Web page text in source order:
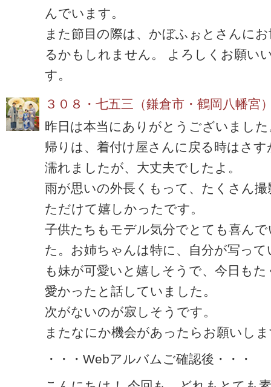
んでいます。
また節目の際は、かぼふぉとさんに
るかもしれません。 よろしくお願い
す。
３０８・七五三（鎌倉市・鶴岡八幡宮
昨日は本当にありがとうございました
帰りは、着付け屋さんに戻る時はさす
濡れましたが、大丈夫でしたよ。
雨が思いの外長くもって、たくさん
ただけて嬉しかったです。
子供たちもモデル気分でとても喜ん
た。お姉ちゃんは特に、自分が写って
も妹が可愛いと嬉しそうで、今日も
愛かったと話していました。
次がないのが寂しそうです。
またなにか機会があったらお願いし
・・・Webアルバムご確認後・・・